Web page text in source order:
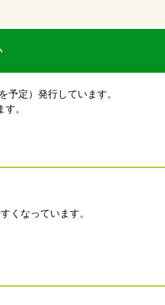
定）発行しています。
。
くなっています。